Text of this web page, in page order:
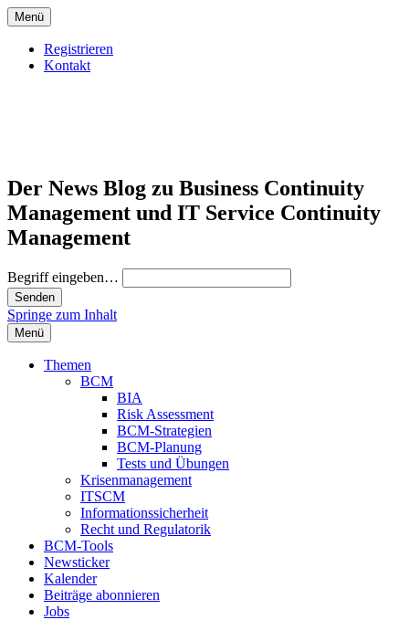
Menü
Registrieren
Kontakt
Der News Blog zu Business Continuity
Management und IT Service Continuity
Management
Begriff eingeben…
Springe zum Inhalt
Menü
Themen
BCM
BIA
Risk Assessment
BCM-Strategien
BCM-Planung
Tests und Übungen
Krisenmanagement
ITSCM
Informationssicherheit
Recht und Regulatorik
BCM-Tools
Newsticker
Kalender
Beiträge abonnieren
Jobs